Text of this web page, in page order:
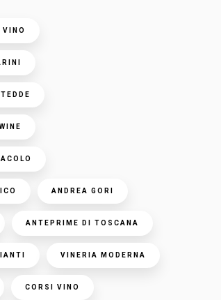
VINO
ANDREA GORI
ANTEPRIME DI TOSCANA
VINERIA MODERNA
CORSI VINO